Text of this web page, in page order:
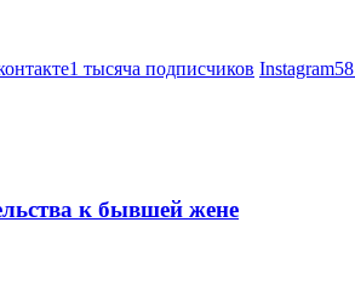
1 тысяча подписчиков Instagram
к бывшей жене